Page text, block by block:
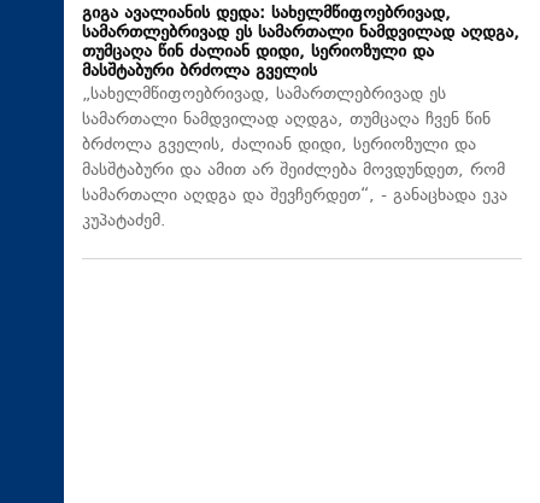
გიგა ავალიანის დედა: სახელმწიფოებრივად,
სამართლებრივად ეს სამართალი ნამდვილად აღდგა,
თუმცაღა წინ ძალიან დიდი, სერიოზული და
მასშტაბური ბრძოლა გველის
„სახელმწიფოებრივად, სამართლებრივად ეს
სამართალი ნამდვილად აღდგა, თუმცაღა ჩვენ წინ
ბრძოლა გველის, ძალიან დიდი, სერიოზული და
მასშტაბური და ამით არ შეიძლება მოვდუნდეთ, რომ
სამართალი აღდგა და შევჩერდეთ“, - განაცხადა ეკა
კუპატაძემ.